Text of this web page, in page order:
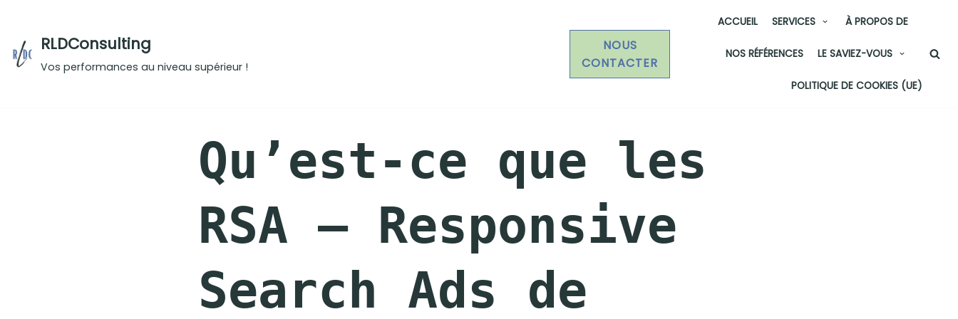
Aller
au
RLDConsulting
Vos performances au niveau supérieur !
NOUS
CONTACTER
ACCUEIL SERVICES À PROPOS DE
NOS RÉFÉRENCES LE SAVIEZ-VOUS
POLITIQUE DE COOKIES (UE)
Qu’est-ce que les
RSA – Responsive
Search Ads de